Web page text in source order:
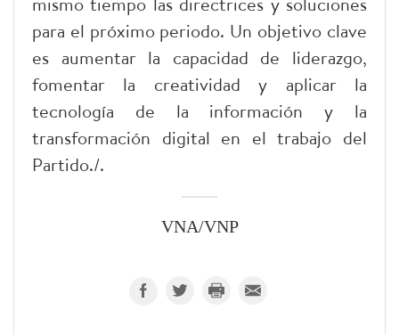
para el próximo periodo. Un objetivo clave
es aumentar la capacidad de liderazgo,
fomentar la creatividad y aplicar la
tecnología de la información y la
transformación digital en el trabajo del
Partido./.
VNA/VNP